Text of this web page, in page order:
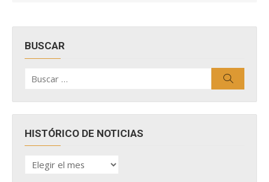
BUSCAR
por:
HISTÓRICO DE NOTICIAS
HISTÓRICO
DE